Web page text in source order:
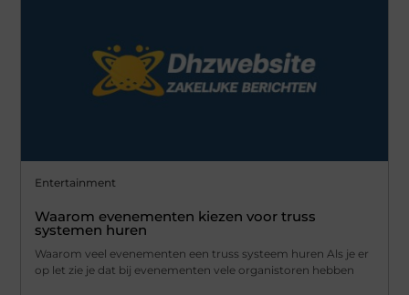
Entertainment
Waarom evenementen kiezen voor truss
systemen huren
Waarom veel evenementen een truss systeem huren Als je er
op let zie je dat bij evenementen vele organistoren hebben